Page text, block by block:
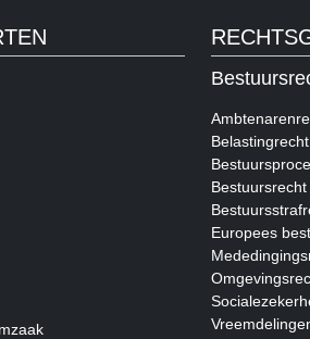
Belastingrecht
Europees